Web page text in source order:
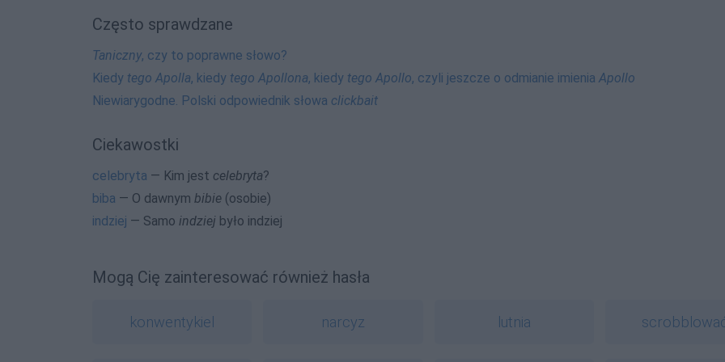
Często sprawdzane
Taniczny, czy to poprawne słowo?
Kiedy tego Apolla, kiedy tego Apollona, kiedy tego Apollo, czyli jeszcze o odmianie imienia Apollo
Niewiarygodne. Polski odpowiednik słowa clickbait
Ciekawostki
celebryta — Kim jest celebryta?
biba — O dawnym bibie (osobie)
indziej — Samo indziej było indziej
Mogą Cię zainteresować również hasła
konwentykiel narcyz lutnia